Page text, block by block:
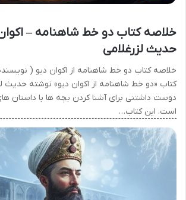
خلاصه کتاب دو خط شاهنامه – اکوان
حدیث لزرغلامی
خلاصه کتاب دو خط شاهنامه از اکوان دیو (
کتاب «دو خط شاهنامه از اکوان دیو» نوشته حدیث
دوست داشتنی برای آشنا کردن بچه ها با داستان
است. این کتاب…